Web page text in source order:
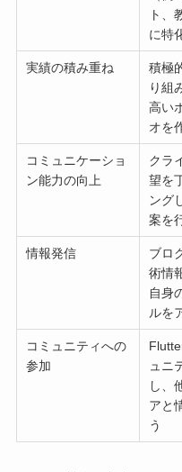
ト、
に特
実績の積み重ね
積極
り組
高い
オを
コミュニケーショ
ン能力の向上
クラ
望を
ング
案を
情報発信
ブロ
術情
自身
ルを
コミュニティへの
参加
ュニ
し、
アと
う